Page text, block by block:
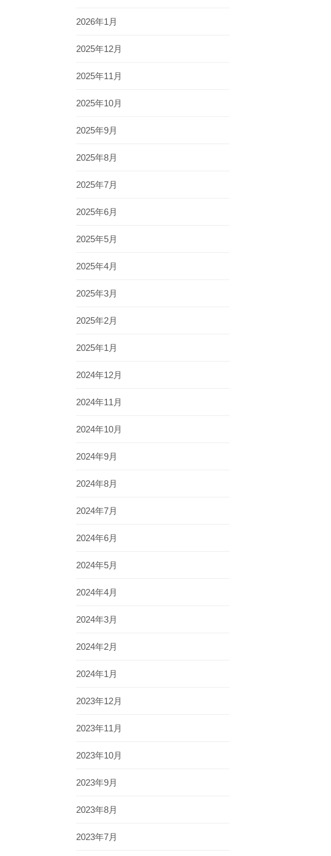
2026年1月
2025年12月
2025年11月
2025年10月
2025年9月
2025年8月
2025年7月
2025年6月
2025年5月
2025年4月
2025年3月
2025年2月
2025年1月
2024年12月
2024年11月
2024年10月
2024年9月
2024年8月
2024年7月
2024年6月
2024年5月
2024年4月
2024年3月
2024年2月
2024年1月
2023年12月
2023年11月
2023年10月
2023年9月
2023年8月
2023年7月